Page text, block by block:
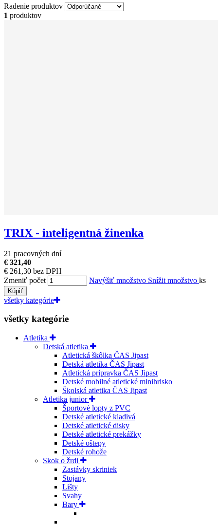
Radenie produktov
1 produktov
TRIX - inteligentná žinenka
21 pracovných dní
€ 321,40
€ 261,30 bez DPH
Zmeniť počet
Navýšiť množstvo Snížit množstvo ks
Kúpiť
všetky kategórie
všetky kategórie
Atletika
Detská atletika
Atletická škôlka ČAS Jipast
Detská atletika ČAS Jipast
Atletická prípravka ČAS Jipast
Detské mobilné atletické minihrisko
Školská atletika ČAS Jipast
Atletika junior
Športové lopty z PVC
Detské atletické kladivá
Detské atletické disky
Detské atletické prekážky
Detské oštepy
Detské rohože
Skok o žrdi
Zastávky skriniek
Stojany
Lišty
Svahy
Bary